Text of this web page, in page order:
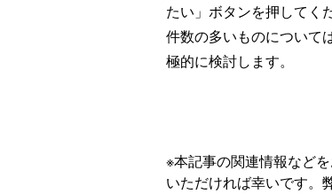
たい」ボタンを押してく
件数の多いものについて
極的に検討します。
※本記事の関連情報など
いただければ幸いです。